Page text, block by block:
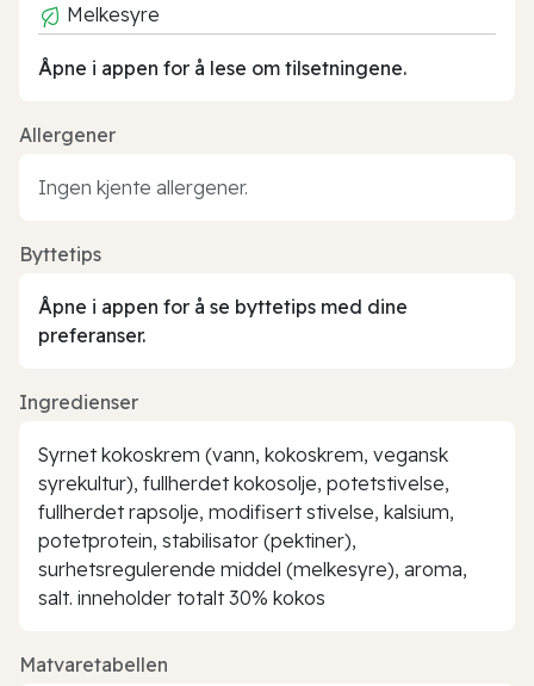
Melkesyre
Åpne i appen for å lese om tilsetningene.
Allergener
Ingen kjente allergener.
Byttetips
Åpne i appen for å se byttetips med dine
preferanser.
Ingredienser
Syrnet kokoskrem (vann, kokoskrem, vegansk
syrekultur), fullherdet kokosolje, potetstivelse,
fullherdet rapsolje, modifisert stivelse, kalsium,
potetprotein, stabilisator (pektiner),
surhetsregulerende middel (melkesyre), aroma,
salt. inneholder totalt 30% kokos
Matvaretabellen